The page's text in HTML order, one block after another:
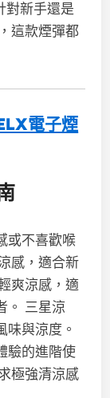
對新手還是
這款煙彈都
電子煙
或不喜歡喉
感，適合新
爽涼感，適
。 三星涼
味與涼度。
驗的進階使
極強清涼感